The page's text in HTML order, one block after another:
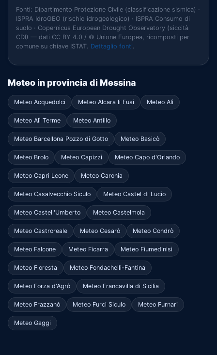
Fonti: Dipartimento Protezione Civile (classificazione sismica) ·
ISPRA IdroGEO (rischio idrogeologico) · ISPRA Consumo di
suolo · Copernicus European Drought Observatory (siccità
CDI) — dati CC BY 4.0 / © Unione Europea, ricomposti per
comune su chiave ISTAT. Dettaglio fonti.
Meteo in provincia di Messina
Meteo Acquedolci Meteo Alcara li Fusi Meteo Alì
Meteo Alì Terme Meteo Antillo
Meteo Barcellona Pozzo di Gotto Meteo Basicò
Meteo Brolo Meteo Capizzi Meteo Capo d'Orlando
Meteo Capri Leone Meteo Caronia
Meteo Casalvecchio Siculo Meteo Castel di Lucio
Meteo Castell'Umberto Meteo Castelmola
Meteo Castroreale Meteo Cesarò Meteo Condrò
Meteo Falcone Meteo Ficarra Meteo Fiumedinisi
Meteo Floresta Meteo Fondachelli-Fantina
Meteo Forza d'Agrò Meteo Francavilla di Sicilia
Meteo Frazzanò Meteo Furci Siculo Meteo Furnari
Meteo Gaggi